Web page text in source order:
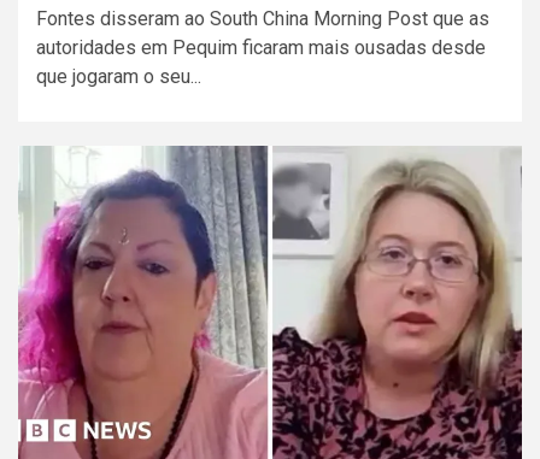
Fontes disseram ao South China Morning Post que as
autoridades em Pequim ficaram mais ousadas desde
que jogaram o seu...